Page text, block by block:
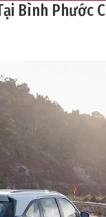
Bình Phước